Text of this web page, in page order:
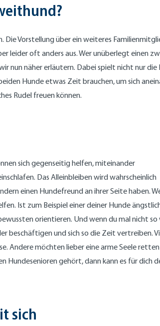
Vorstellung über ein weiteres
leider oft anders aus. Wer unüberlegt einen
näher erläutern. Dabei spielt nicht nur die
Hunde etwas Zeit brauchen, um sich
Rudel freuen können.
sich gegenseitig helfen, miteinander
Das Alleinbleiben wird wahrscheinlich
einen Hundefreund an ihrer Seite haben.
Ist zum Beispiel einer deiner Hunde
orientieren. Und wenn du mal nicht so
beschäftigen und sich so die Zeit vertreiben.
Andere möchten lieber eine arme Seele
Hundesenioren gehört, dann kann es für dich
sich